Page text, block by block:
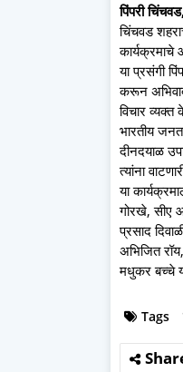
पिंपरी
चिंचवड
या प्रसंगी
करून
विचार
भारतीय
दीनदयाळ
त्यांना
या
गोरखे, सीए
प्रसाद
अभिजित
मधुकर बच्चे
Tags